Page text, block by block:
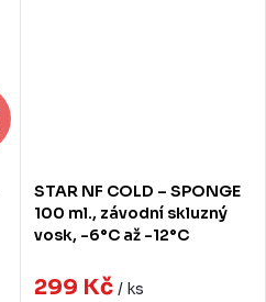
STAR NF COLD – SPONGE
100 ml., závodní skluzný
vosk, -6°C až -12°C
299 Kč / ks